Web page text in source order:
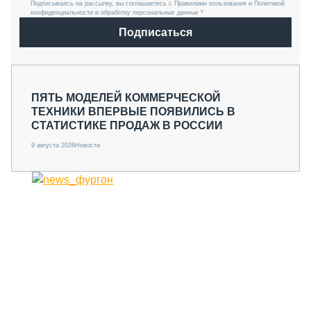
Подписываясь на рассылку, вы соглашаетесь с Правилами пользования и Политикой
конфиденциальности и обработку персональных данных *
Подписаться
ПЯТЬ МОДЕЛЕЙ КОММЕРЧЕСКОЙ
ТЕХНИКИ ВПЕРВЫЕ ПОЯВИЛИСЬ В
СТАТИСТИКЕ ПРОДАЖ В РОССИИ
9 августа 2026Новости